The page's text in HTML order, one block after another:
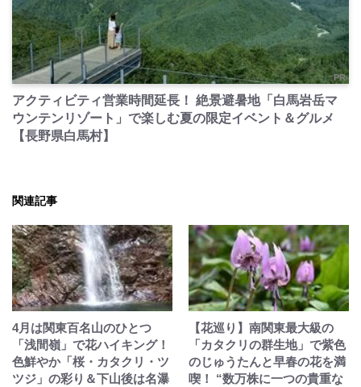
PR
アクティビティ営業時間延長！ 絶景避暑地「白馬岩岳マ
ウンテンリゾート」で楽しむ夏の限定イベント＆グルメ
【長野県白馬村】
関連記事
4月は関東百名山のひとつ
「浅間嶺」で花ハイキング！
色鮮やか「桜・カタクリ・ツ
ツジ」の彩り＆下山後は名瀑
【花巡り】南関東最大級の
「カタクリの群生地」で紫色
のじゅうたんと早春の花を満
喫！ “数万株に一つの貴重な